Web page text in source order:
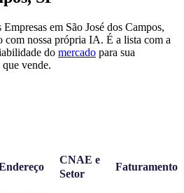
em São José dos Campos,
com nossa própria IA. É a lista com a
do mercado para sua
vende.
CNAE e
Setor
Faturamento